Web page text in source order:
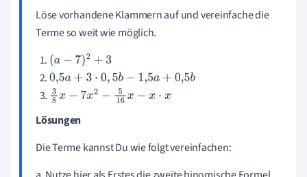
Löse vorhandene Klammern auf und vereinfache die
Terme so weit wie möglich.
(a− 7) 2+3
0,5a+ 3⋅0,5 b−1,5a +0 5b
38x−7x 2−516x −x⋅x
Lösungen
Die Terme kannst Du wie folgt vereinfachen: